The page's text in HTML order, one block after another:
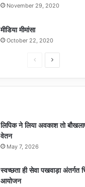
November 29, 2020
मीडिया मीमांसा
October 22, 2020
PreviousNext
लिपिक ने लिया अवकाश तो
वेतन
May 7, 2026
स्वच्छता ही सेवा पखवाड़ा अंतर्गत
आयोजन